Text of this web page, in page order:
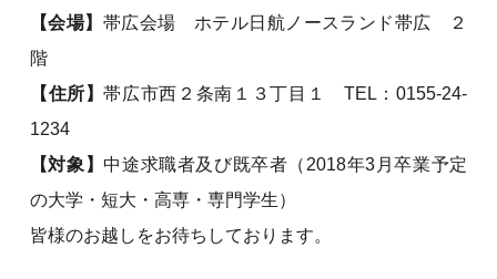
【会場】 帯広会場 ホテル日航ノースランド帯広 ２
階
【住所】帯広市西２条南１３丁目１ TEL：0155-24-
1234
【対象】中途求職者及び既卒者（2018年3月卒業予定
の大学・短大・高専・専門学生）
皆様のお越しをお待ちしております。